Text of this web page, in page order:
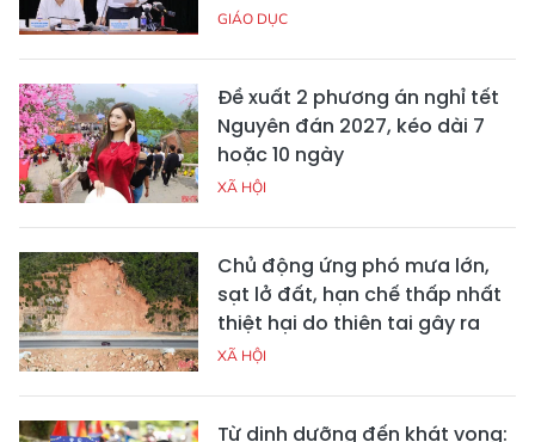
GIÁO DỤC
Đề xuất 2 phương án nghỉ tết
Nguyên đán 2027, kéo dài 7
hoặc 10 ngày
XÃ HỘI
Chủ động ứng phó mưa lớn,
sạt lở đất, hạn chế thấp nhất
thiệt hại do thiên tai gây ra
XÃ HỘI
Từ dinh dưỡng đến khát vọng: